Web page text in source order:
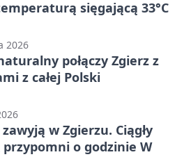
sięgającą 33°C
2026
połączy Zgierz z
z całej Polski
w Zgierzu. Ciągły
o godzinie W